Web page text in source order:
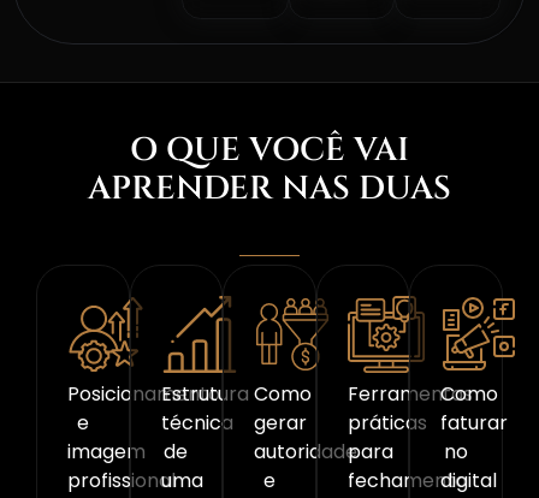
O QUE VOCÊ VAI
APRENDER NAS DUAS
Posicionamento
e
imagem
profissional
Estrutura
técnica
de
uma
Como
gerar
autoridade
e
Ferramentas
práticas
para
fechamento
Como
faturar
no
digital